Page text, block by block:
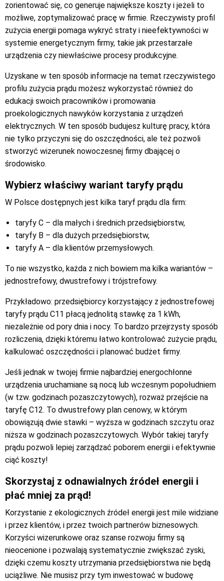
zorientować się, co generuje największe koszty i jeżeli to
możliwe, zoptymalizować pracę w firmie. Rzeczywisty profil
zużycia energii pomaga wykryć straty i nieefektywności w
systemie energetycznym firmy, takie jak przestarzałe
urządzenia czy niewłaściwe procesy produkcyjne.
Uzyskane w ten sposób informacje na temat rzeczywistego
profilu zużycia prądu możesz wykorzystać również do
edukacji swoich pracowników i promowania
proekologicznych nawyków korzystania z urządzeń
elektrycznych. W ten sposób budujesz kulturę pracy, która
nie tylko przyczyni się do oszczędności, ale też pozwoli
stworzyć wizerunek nowoczesnej firmy dbającej o
środowisko.
Wybierz właściwy wariant taryfy prądu
W Polsce dostępnych jest kilka taryf prądu dla firm:
taryfy C – dla małych i średnich przedsiębiorstw,
taryfy B – dla dużych przedsiębiorstw,
taryfy A – dla klientów przemysłowych.
To nie wszystko, każda z nich bowiem ma kilka wariantów –
jednostrefowy, dwustrefowy i trójstrefowy.
Przykładowo: przedsiębiorcy korzystający z jednostrefowej
taryfy prądu C11 płacą jednolitą stawkę za 1 kWh,
niezależnie od pory dnia i nocy. To bardzo przejrzysty sposób
rozliczenia, dzięki któremu łatwo kontrolować zużycie prądu,
kalkulować oszczędności i planować budżet firmy.
Jeśli jednak w twojej firmie najbardziej energochłonne
urządzenia uruchamiane są nocą lub wczesnym popołudniem
(w tzw. godzinach pozaszczytowych), rozważ przejście na
taryfę C12. To dwustrefowy plan cenowy, w którym
obowiązują dwie stawki – wyższa w godzinach szczytu oraz
niższa w godzinach pozaszczytowych. Wybór takiej taryfy
prądu pozwoli lepiej zarządzać poborem energii i efektywnie
ciąć koszty!
Skorzystaj z odnawialnych źródeł energii i
płać mniej za prąd!
Korzystanie z ekologicznych źródeł energii jest mile widziane
i przez klientów, i przez twoich partnerów biznesowych.
Korzyści wizerunkowe oraz szanse rozwoju firmy są
nieocenione i pozwalają systematycznie zwiększać zyski,
dzięki czemu koszty utrzymania przedsiębiorstwa nie będą
uciążliwe. Nie musisz przy tym inwestować w budowę